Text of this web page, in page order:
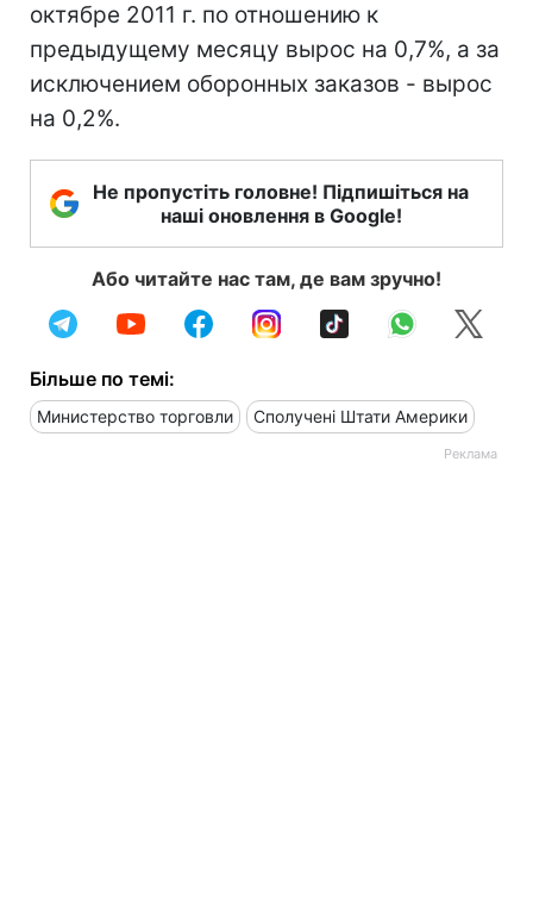
октябре 2011 г. по отношению к
предыдущему месяцу вырос на 0,7%, а за
исключением оборонных заказов - вырос
на 0,2%.
Не пропустіть головне! Підпишіться на
наші оновлення в Google!
Або читайте нас там, де вам зручно!
Більше по темі:
Министерство торговли Сполучені Штати Америки